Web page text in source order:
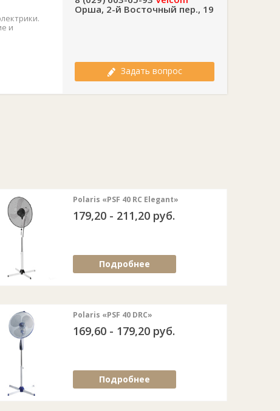
и
Орша, 2-й Восточный пер., 19
Задать вопрос
Polaris «PSF 40 RC Elegant»
179,20 - 211,20 руб.
Подробнее
Polaris «PSF 40 DRC»
169,60 - 179,20 руб.
Подробнее